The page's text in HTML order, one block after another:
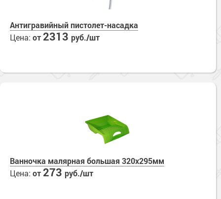
Антигравийный пистолет-насадка
Цена: от2313 руб./шт
Ванночка малярная большая 320х295мм
Цена: от273 руб./шт